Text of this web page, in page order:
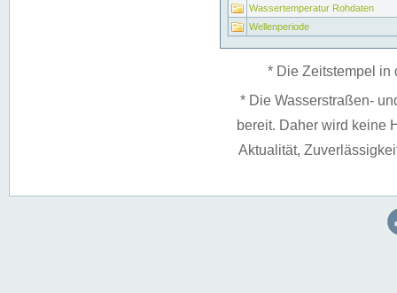
Wassertemperatur Rohdaten
Wellenperiode
* Die Zeitstempel in
* Die Wasserstraßen-
bereit. Daher wird keine
Aktualität,